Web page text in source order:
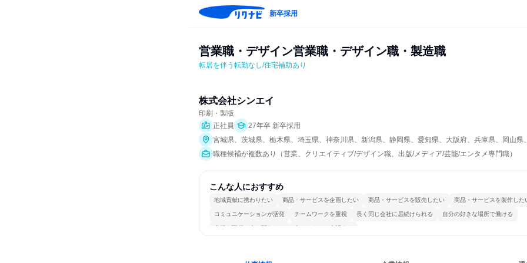
新卒採用
営業職・デザイン営業職・デザイン職・製造職
転居を伴う転勤なし/住宅補助あり
株式会社シンエイ
印刷・製版
正社員
27年卒 新卒採用
宮城県、茨城県、栃木県、埼玉県、神奈川県、新潟県、静岡県、愛知県、大阪府、兵庫県、岡山県
職種候補が複数あり（営業、クリエイティブ/デザイン職、出版/メディア/芸能/エンタメ専門職）
こんな人におすすめ
地域貢献に携わりたい 商品・サービスを企画したい 商品・サービスを販売したい 商品・サービスを製作した
コミュニケーションが活発 チームワークを重視 長く同じ会社に居続けられる 自分の好きな場所で働ける
多様な職種の人と関われる 人とたくさん会話する